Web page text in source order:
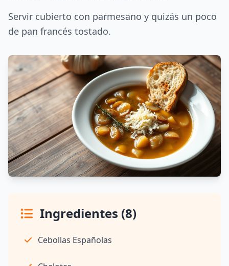
Servir cubierto con parmesano y quizás un poco
de pan francés tostado.
Ingredientes (8)
Cebollas Españolas